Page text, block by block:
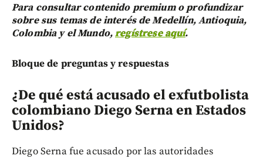
Para consultar contenido premium o profundizar
sobre sus temas de interés de Medellín, Antioquia,
Colombia y el Mundo,regístrese aquí.
Bloque de preguntas y respuestas
¿De qué está acusado el exfutbolista
colombiano Diego Serna en Estados
Unidos?
Diego Serna fue acusado por las autoridades